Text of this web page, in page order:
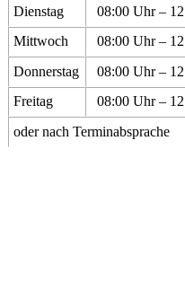
Dienstag
08:00 Uhr –
Mittwoch
08:00 Uhr –
Donnerstag
08:00 Uhr –
Freitag
08:00 Uhr –
oder nach Terminabsprache